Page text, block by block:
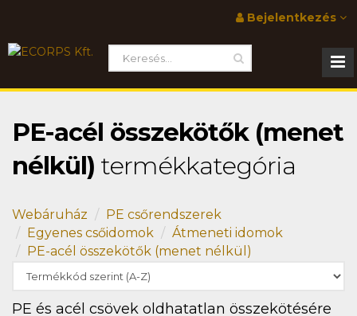
Bejelentkezés
PE-acél összekötők (menet
nélkül) termékkategória
Webáruház
PE csőrendszerek
Egyenes csőidomok
Átmeneti idomok
PE-acél összekötők (menet nélkül)
PE és acél csövek oldhatatlan összekötésére